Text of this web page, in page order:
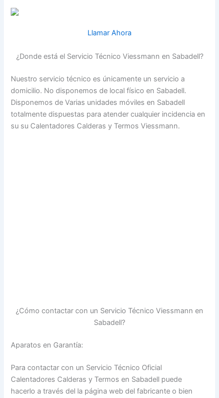
Llamar Ahora
¿Donde está el Servicio Técnico Viessmann en Sabadell?
Nuestro servicio técnico es únicamente un servicio a
domicilio. No disponemos de local físico en Sabadell.
Disponemos de Varias unidades móviles en Sabadell
totalmente dispuestas para atender cualquier incidencia en
su su Calentadores Calderas y Termos Viessmann.
¿Cómo contactar con un Servicio Técnico Viessmann en
Sabadell?
Aparatos en Garantía:
Para contactar con un Servicio Técnico Oficial
Calentadores Calderas y Termos en Sabadell puede
hacerlo a través del la página web del fabricante o bien